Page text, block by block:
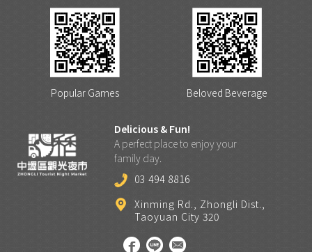
Popular Games Beloved Beverage
Delicious & Fun!
A perfect place to enjoy your
family day.
03 494 8816
Xinming Rd., Zhongli Dist.,
Taoyuan City 320